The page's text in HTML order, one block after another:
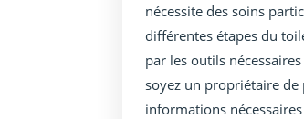
nécessite des soins
différentes étapes du
par les outils
soyez un propriétaire
informations